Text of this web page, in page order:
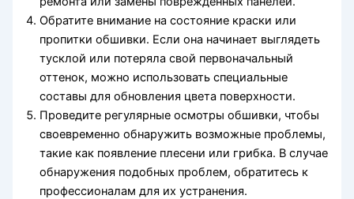
Обратите внимание на состояние краски или
пропитки обшивки. Если она начинает выглядеть
тусклой или потеряла свой первоначальный
оттенок, можно использовать специальные
составы для обновления цвета поверхности.
Проведите регулярные осмотры обшивки, чтобы
своевременно обнаружить возможные проблемы,
такие как появление плесени или грибка. В случае
обнаружения подобных проблем, обратитесь к
профессионалам для их устранения.